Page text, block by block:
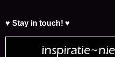
♥ Stay in touch! ♥